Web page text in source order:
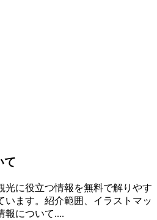
て
光に役立つ情報を無料で解りやす
います。紹介範囲、イラストマッ
報について....